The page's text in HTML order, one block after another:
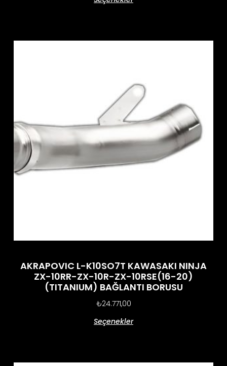
AKRAPOVIC L-K10SO7T KAWASAKI NINJA
ZX-10RR-ZX-10R-ZX-10RSE(16-20)
(TITANIUM) BAĞLANTI BORUSU
₺24.771,00
Seçenekler